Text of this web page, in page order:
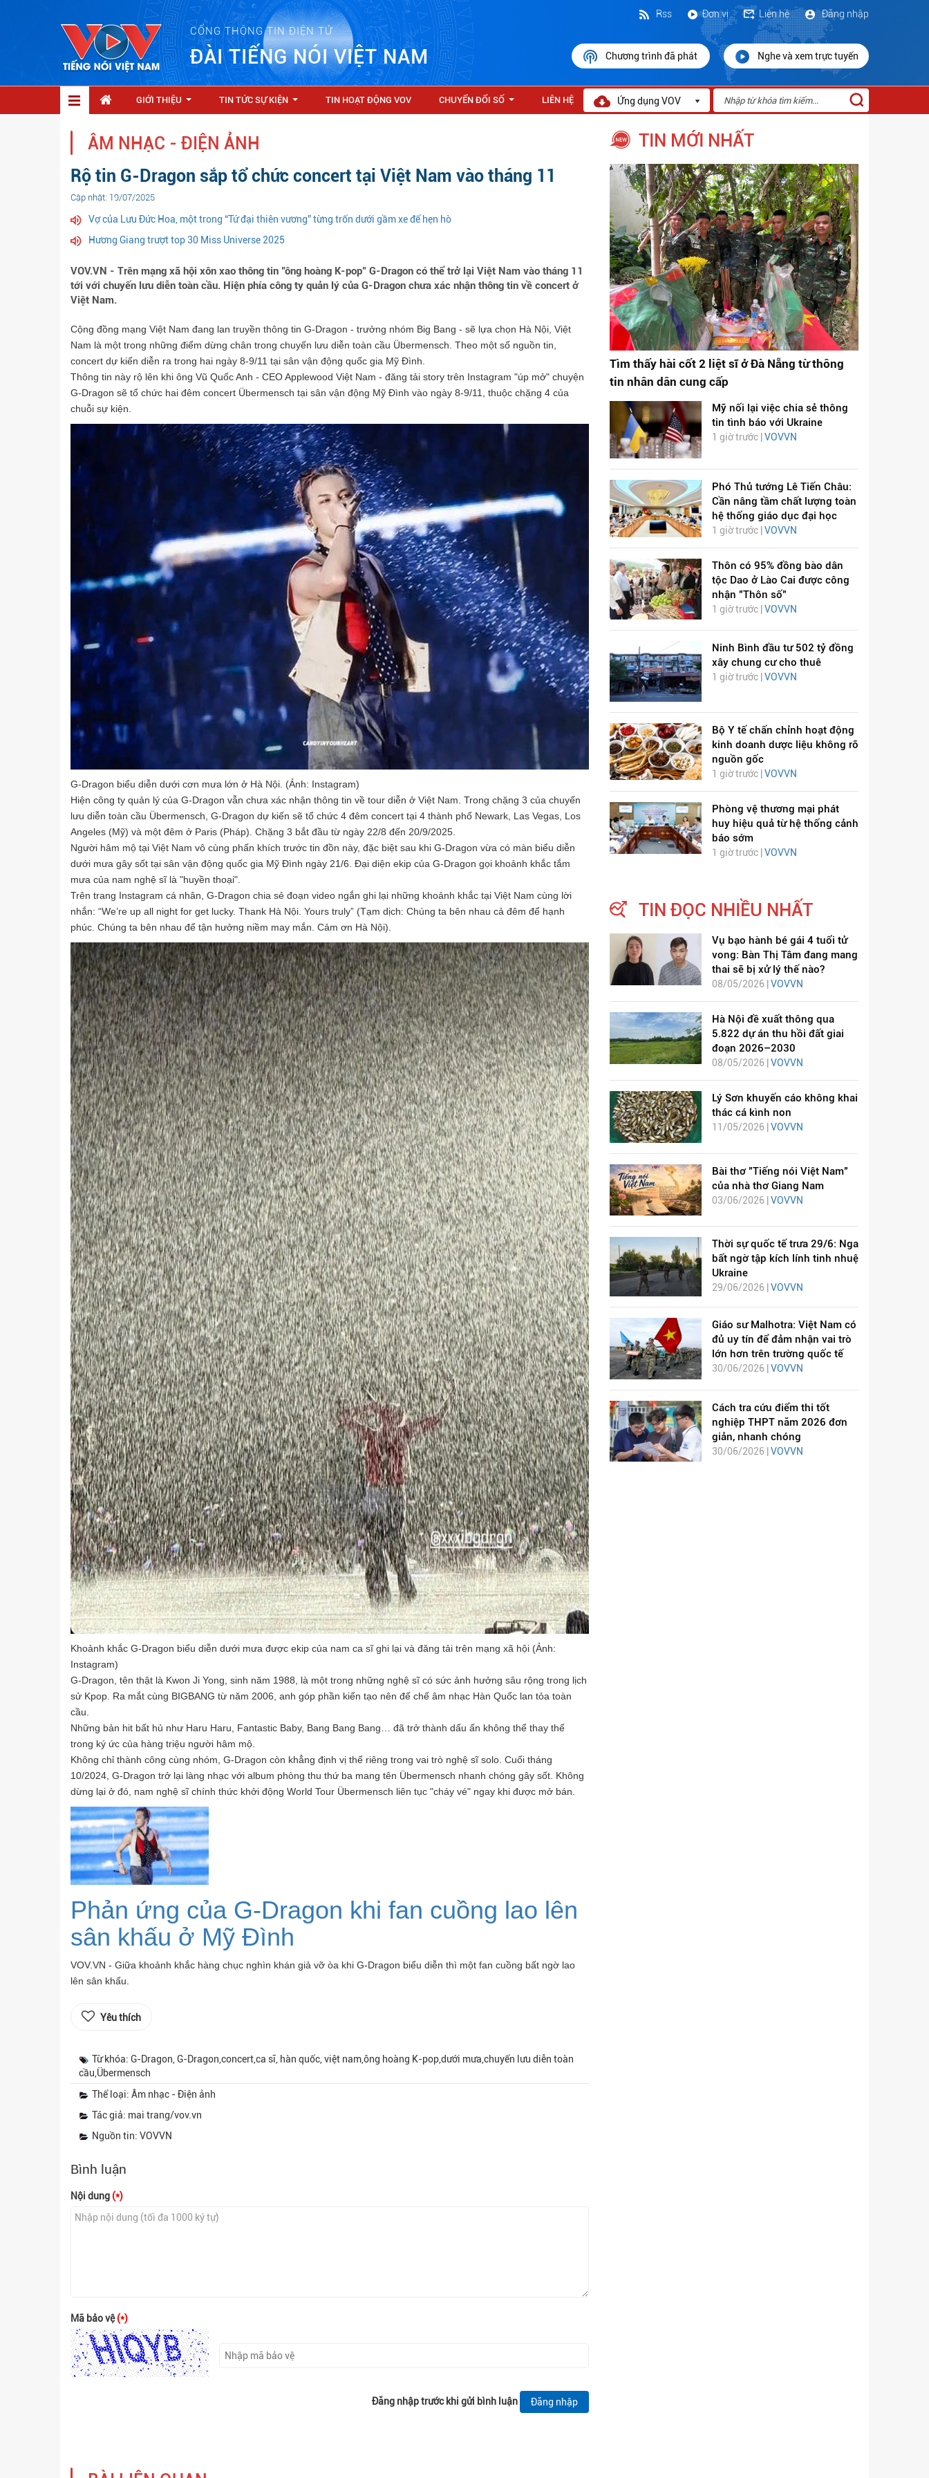
CỔNG THÔNG TIN ĐIỆN TỬ
ĐÀI TIẾNG NÓI VIỆT NAM
Đăng nhập
Liên hệ
Đơn vị
Rss
Chương trình đã phát Nghe và xem trực tuyến
GIỚI THIỆU TIN TỨC SỰ KIỆN TIN HOẠT ĐỘNG VOV CHUYỂN ĐỔI SỐ LIÊN HỆ Ứng dụng VOV
ÂM NHẠC - ĐIỆN ẢNH
Rộ tin G-Dragon sắp tổ chức concert tại Việt Nam vào tháng 11
Cập nhật: 19/07/2025
Vợ của Lưu Đức Hoa, một trong “Tứ đại thiên vương” từng trốn dưới gầm xe để hẹn hò
Hương Giang trượt top 30 Miss Universe 2025
VOV.VN - Trên mạng xã hội xôn xao thông tin "ông hoàng K-pop" G-Dragon có thể trở lại Việt Nam vào tháng 11
tới với chuyến lưu diễn toàn cầu. Hiện phía công ty quản lý của G-Dragon chưa xác nhận thông tin về concert ở
Việt Nam.
Cộng đồng mạng Việt Nam đang lan truyền thông tin G-Dragon - trưởng nhóm Big Bang - sẽ lựa chọn Hà Nội, Việt
Nam là một trong những điểm dừng chân trong chuyến lưu diễn toàn cầu Übermensch. Theo một số nguồn tin,
concert dự kiến diễn ra trong hai ngày 8-9/11 tại sân vận động quốc gia Mỹ Đình.
Thông tin này rộ lên khi ông Vũ Quốc Anh - CEO Applewood Việt Nam - đăng tải story trên Instagram "úp mở" chuyện
G-Dragon sẽ tổ chức hai đêm concert Übermensch tại sân vận động Mỹ Đình vào ngày 8-9/11, thuộc chặng 4 của
chuỗi sự kiện.
G-Dragon biểu diễn dưới cơn mưa lớn ở Hà Nội. (Ảnh: Instagram)
Hiện công ty quản lý của G-Dragon vẫn chưa xác nhận thông tin về tour diễn ở Việt Nam. Trong chặng 3 của chuyến
lưu diễn toàn cầu Übermensch, G-Dragon dự kiến sẽ tổ chức 4 đêm concert tại 4 thành phố Newark, Las Vegas, Los
Angeles (Mỹ) và một đêm ở Paris (Pháp). Chặng 3 bắt đầu từ ngày 22/8 đến 20/9/2025.
Người hâm mộ tại Việt Nam vô cùng phấn khích trước tin đồn này, đặc biệt sau khi G-Dragon vừa có màn biểu diễn
dưới mưa gây sốt tại sân vận động quốc gia Mỹ Đình ngày 21/6. Đại diện ekip của G-Dragon gọi khoảnh khắc tắm
mưa của nam nghệ sĩ là "huyền thoại".
Trên trang Instagram cá nhân, G-Dragon chia sẻ đoạn video ngắn ghi lại những khoảnh khắc tại Việt Nam cùng lời
nhắn: “We’re up all night for get lucky. Thank Hà Nội. Yours truly” (Tạm dịch: Chúng ta bên nhau cả đêm để hạnh
phúc. Chúng ta bên nhau để tận hưởng niềm may mắn. Cảm ơn Hà Nội).
Khoảnh khắc G-Dragon biểu diễn dưới mưa được ekip của nam ca sĩ ghi lại và đăng tải trên mạng xã hội (Ảnh:
Instagram)
G-Dragon, tên thật là Kwon Ji Yong, sinh năm 1988, là một trong những nghệ sĩ có sức ảnh hưởng sâu rộng trong lịch
sử Kpop. Ra mắt cùng BIGBANG từ năm 2006, anh góp phần kiến tạo nên đế chế âm nhạc Hàn Quốc lan tỏa toàn
cầu.
Những bản hit bất hủ như Haru Haru, Fantastic Baby, Bang Bang Bang… đã trở thành dấu ấn không thể thay thế
trong ký ức của hàng triệu người hâm mộ.
Không chỉ thành công cùng nhóm, G-Dragon còn khẳng định vị thế riêng trong vai trò nghệ sĩ solo. Cuối tháng
10/2024, G-Dragon trở lại làng nhạc với album phòng thu thứ ba mang tên Übermensch nhanh chóng gây sốt. Không
dừng lại ở đó, nam nghệ sĩ chính thức khởi động World Tour Übermensch liên tục "cháy vé" ngay khi được mở bán.
Phản ứng của G-Dragon khi fan cuồng lao lên
sân khấu ở Mỹ Đình
VOV.VN - Giữa khoảnh khắc hàng chục nghìn khán giả vỡ òa khi G-Dragon biểu diễn thì một fan cuồng bất ngờ lao
lên sân khấu.
Yêu thích
Từ khóa: G-Dragon, G-Dragon,concert,ca sĩ, hàn quốc, việt nam,ông hoàng K-pop,dưới mưa,chuyến lưu diễn toàn
cầu,Übermensch
Thể loại: Âm nhạc - Điện ảnh
Tác giả: mai trang/vov.vn
Nguồn tin: VOVVN
Bình luận
Nội dung (*)
Mã bảo vệ(*)
Đăng nhập trước khi gửi bình luận Đăng nhập
TIN MỚI NHẤT
Tìm thấy hài cốt 2 liệt sĩ ở Đà Nẵng từ thông
tin nhân dân cung cấp
Mỹ nối lại việc chia sẻ thông
tin tình báo với Ukraine
1 giờ trước | VOVVN
Phó Thủ tướng Lê Tiến Châu:
Cần nâng tầm chất lượng toàn
hệ thống giáo dục đại học
1 giờ trước | VOVVN
Thôn có 95% đồng bào dân
tộc Dao ở Lào Cai được công
nhận "Thôn số"
1 giờ trước | VOVVN
Ninh Bình đầu tư 502 tỷ đồng
xây chung cư cho thuê
1 giờ trước | VOVVN
Bộ Y tế chấn chỉnh hoạt động
kinh doanh dược liệu không rõ
nguồn gốc
1 giờ trước | VOVVN
Phòng vệ thương mại phát
huy hiệu quả từ hệ thống cảnh
báo sớm
1 giờ trước | VOVVN
TIN ĐỌC NHIỀU NHẤT
Vụ bạo hành bé gái 4 tuổi tử
vong: Bàn Thị Tâm đang mang
thai sẽ bị xử lý thế nào?
08/05/2026 | VOVVN
Hà Nội đề xuất thông qua
5.822 dự án thu hồi đất giai
đoạn 2026–2030
08/05/2026 | VOVVN
Lý Sơn khuyến cáo không khai
thác cá kình non
11/05/2026 | VOVVN
Bài thơ "Tiếng nói Việt Nam"
của nhà thơ Giang Nam
03/06/2026 | VOVVN
Thời sự quốc tế trưa 29/6: Nga
bất ngờ tập kích lính tinh nhuệ
Ukraine
29/06/2026 | VOVVN
Giáo sư Malhotra: Việt Nam có
đủ uy tín để đảm nhận vai trò
lớn hơn trên trường quốc tế
30/06/2026 | VOVVN
Cách tra cứu điểm thi tốt
nghiệp THPT năm 2026 đơn
giản, nhanh chóng
30/06/2026 | VOVVN